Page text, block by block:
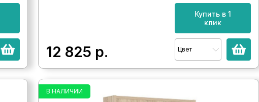
12 825 р.
Купить в 1
клик
Цвет
В НАЛИЧИИ